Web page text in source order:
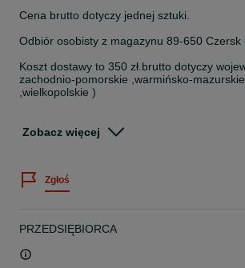
Cena brutto dotyczy jednej sztuki.
Odbiór osobisty z magazynu 89-650 Czersk
Koszt dostawy to 350 zł.brutto dotyczy
zachodnio-pomorskie ,warmińsko-
,wielkopolskie )
ciśnieniowo w autoklawach deska tarasowa
Dane techniczne :
Grubość :27 mm
Materiał : Lite drewno ,sosna
Zobacz więcej
Zgłoś
PRZEDSIĘBIORCA